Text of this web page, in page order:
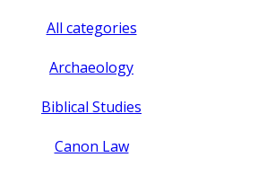
All categories
Archaeology
Biblical Studies
Canon Law